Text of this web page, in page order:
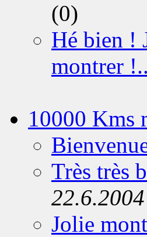
(0)
Hé bien !
montrer
10000 Kms
Très très
Jolie